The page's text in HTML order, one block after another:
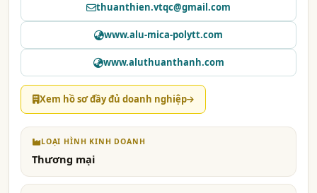
thuanthien.vtqc@gmail.com
www.alu-mica-polytt.com
www.aluthuanthanh.com
Xem hồ sơ đầy đủ doanh nghiệp
LOẠI HÌNH KINH DOANH
Thương mại